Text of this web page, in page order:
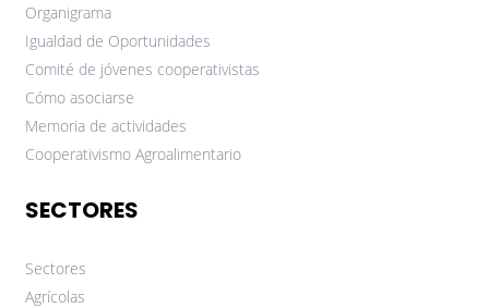
Organigrama
Igualdad de Oportunidades
Comité de jóvenes cooperativistas
Cómo asociarse
Memoria de actividades
Cooperativismo Agroalimentario
SECTORES
Sectores
Agrícolas